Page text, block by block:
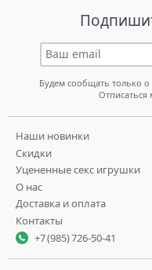
Будем сообщать только о
Наши новинки
Скидки
Уцененные секс игрушки
О нас
Доставка и оплата
Контакты
+7 (985) 726-50-41